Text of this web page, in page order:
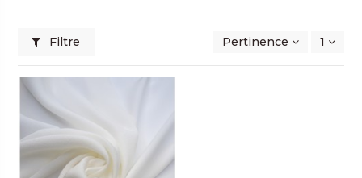
Filtre Pertinence 1